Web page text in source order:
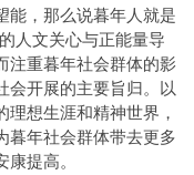
能，那么说暮年人就是
人文关心与正能量导
注重暮年社会群体的影
会开展的主要旨归。以
想生涯和精神世界，
暮年社会群体带去更多
提高。